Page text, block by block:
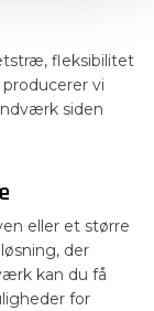
fleksibilitet
vi
siden
eller et større
der
kan du få
for